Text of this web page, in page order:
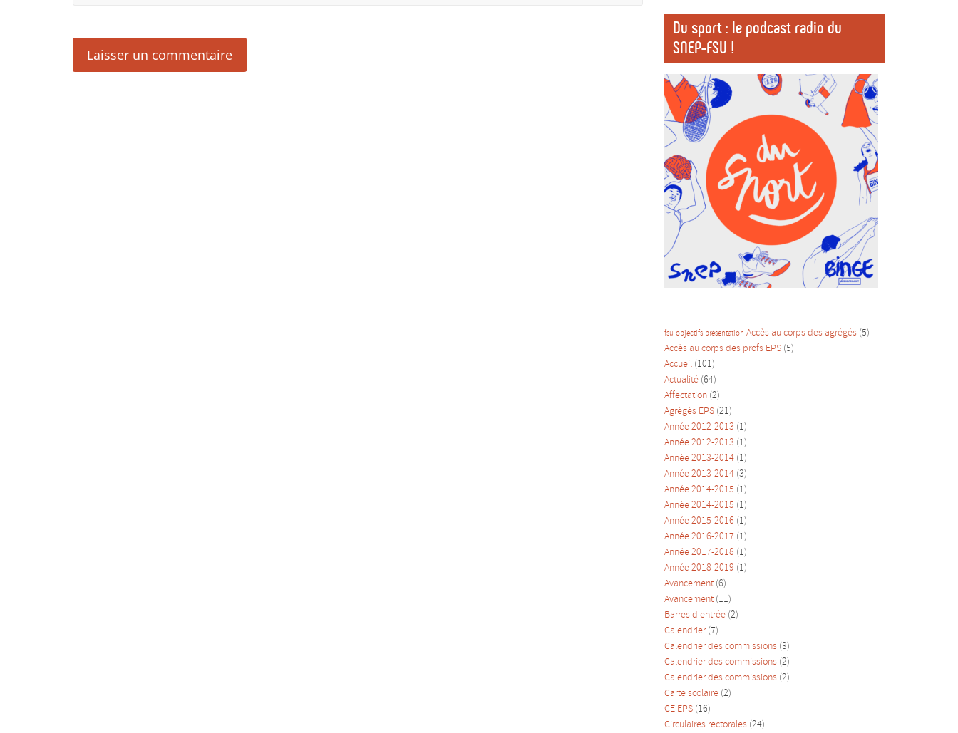
Du sport : le podcast radio du
SNEP-FSU !
fsu objectifs présentation Accès au corps des agrégés (5)
Accès au corps des profs EPS (5)
Accueil (101)
Actualité (64)
Affectation (2)
Agrégés EPS (21)
Année 2012-2013 (1)
Année 2012-2013 (1)
Année 2013-2014 (1)
Année 2013-2014 (3)
Année 2014-2015 (1)
Année 2014-2015 (1)
Année 2015-2016 (1)
Année 2016-2017 (1)
Année 2017-2018 (1)
Année 2018-2019 (1)
Avancement (6)
Avancement (11)
Barres d'entrée (2)
Calendrier(7)
Calendrier des commissions (3)
Calendrier des commissions (2)
Calendrier des commissions (2)
Carte scolaire (2)
CE EPS (16)
Circulaires rectorales (24)